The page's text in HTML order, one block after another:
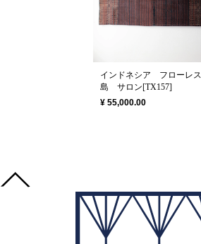
インドネシア フローレス
島 サロン[TX157]
¥ 55,000.00